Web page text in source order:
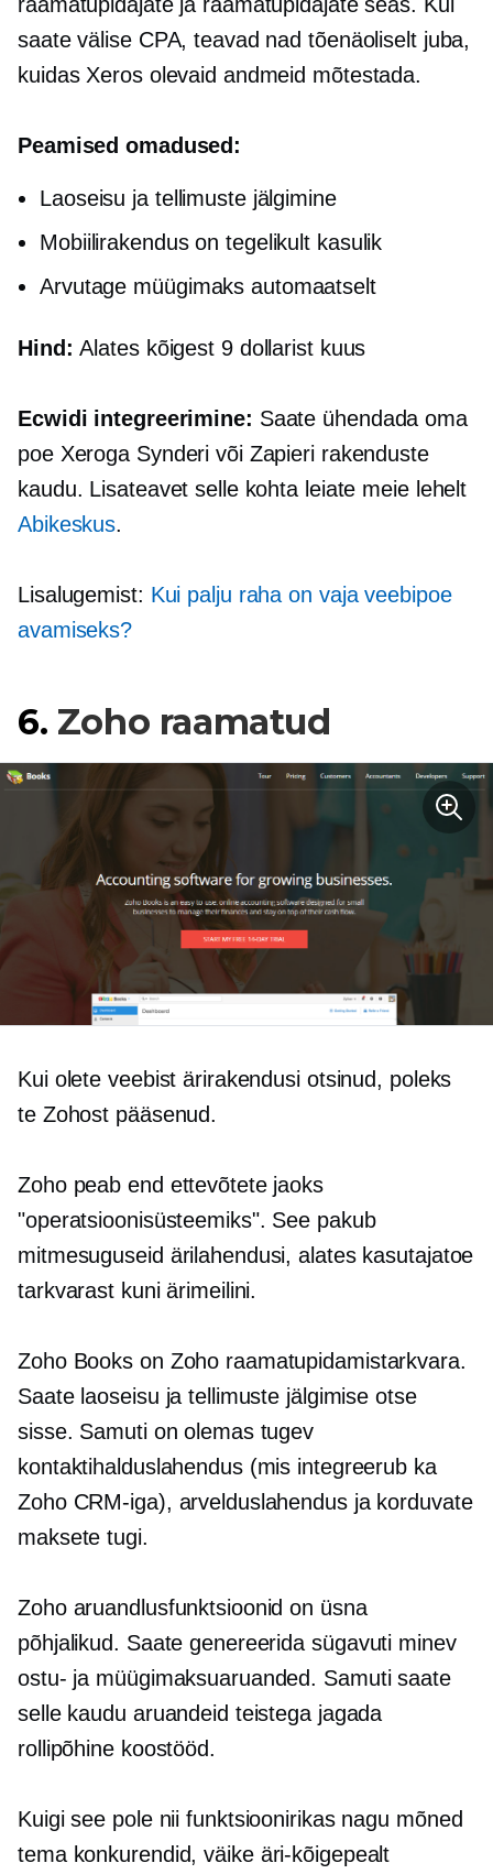
saate välise CPA, teavad nad tõenäoliselt juba,
kuidas Xeros olevaid andmeid mõtestada.
Peamised omadused:
Laoseisu ja tellimuste jälgimine
Mobiilirakendus on tegelikult kasulik
Arvutage müügimaks automaatselt
Hind:Alates kõigest 9 dollarist kuus
Ecwidi integreerimine: Saate ühendada oma
poe Xeroga Synderi või Zapieri rakenduste
kaudu. Lisateavet selle kohta leiate meie lehelt
Abikeskus.
Lisalugemist: Kui palju raha on vaja veebipoe
avamiseks?
6. Zoho raamatud
Kui olete veebist ärirakendusi otsinud, poleks
te Zohost pääsenud.
Zoho peab end ettevõtete jaoks
"operatsioonisüsteemiks". See pakub
mitmesuguseid ärilahendusi, alates kasutajatoe
tarkvarast kuni ärimeilini.
Zoho Books on Zoho raamatupidamistarkvara.
Saate laoseisu ja tellimuste jälgimise otse
sisse. Samuti on olemas tugev
kontaktihalduslahendus (mis integreerub ka
Zoho CRM-iga), arvelduslahendus ja korduvate
maksete tugi.
Zoho aruandlusfunktsioonid on üsna
põhjalikud. Saate genereerida sügavuti minev
ostu- ja müügimaksuaruanded. Samuti saate
selle kaudu aruandeid teistega jagada
rollipõhinekoostööd.
Kuigi see pole niifunktsioonirikasnagu mõned
tema konkurendid, väike äri-kõigepealt